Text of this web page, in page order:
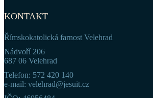
KONTAKT
Římskokatolická farnost Velehrad
Nádvoří 206
687 06 Velehrad
Telefon: 572 420 140
e-mail: velehrad@jesuit.cz